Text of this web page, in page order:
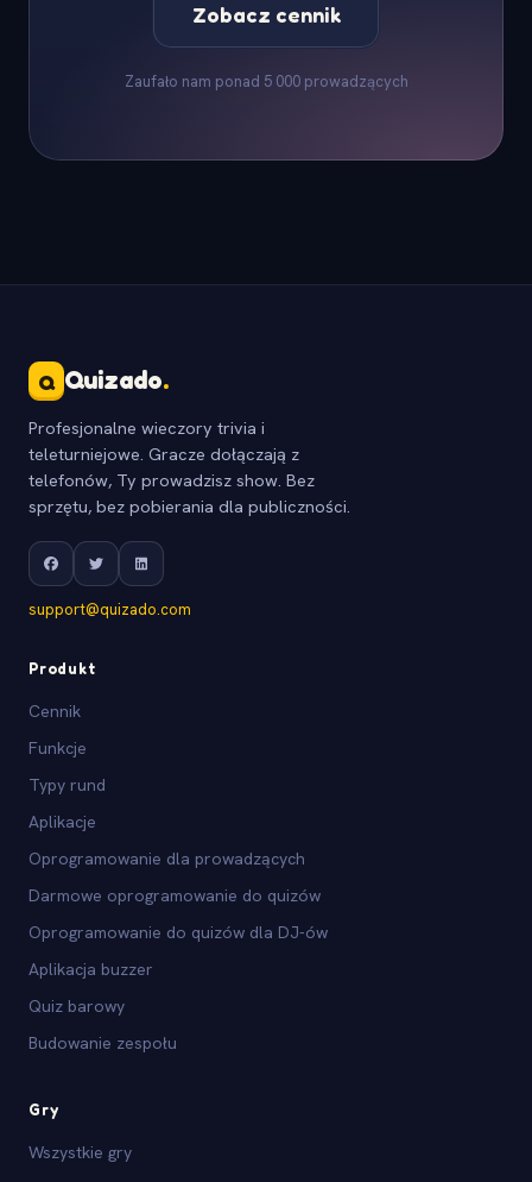
Zobacz cennik
Zaufało nam ponad 5 000 prowadzących
Q Quizado.
Profesjonalne wieczory trivia i
teleturniejowe. Gracze dołączają z
telefonów, Ty prowadzisz show. Bez
sprzętu, bez pobierania dla publiczności.
support@quizado.com
Produkt
Cennik
Funkcje
Typy rund
Aplikacje
Oprogramowanie dla prowadzących
Darmowe oprogramowanie do quizów
Oprogramowanie do quizów dla DJ-ów
Aplikacja buzzer
Quiz barowy
Budowanie zespołu
Gry
Wszystkie gry